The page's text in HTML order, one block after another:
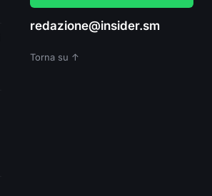
redazione@insider.sm
Torna su ↑